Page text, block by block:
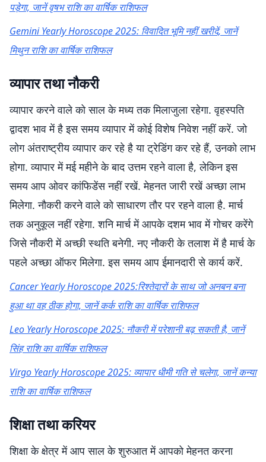
पड़ेगा, जानें वृषभ राशि का वार्षिक राशिफल
Gemini Yearly Horoscope 2025: विवादित भूमि नहीं खरीदें, जानें
मिथुन राशि का वार्षिक राशिफल
व्यापार तथा नौकरी
व्यापार करने वाले को साल के मध्य तक मिलाजुला रहेगा. वृहस्पति
द्वादश भाव में है इस समय व्यापार में कोई विशेष निवेश नहीं करें. जो
लोग अंतराष्ट्रीय व्यापार कर रहे है या ट्रेडिंग कर रहे हैं, उनको लाभ
होगा. व्यापार में मई महीने के बाद उत्तम रहने वाला है, लेकिन इस
समय आप ओवर कांफिडेंस नहीं रखें. मेहनत जारी रखें अच्छा लाभ
मिलेगा. नौकरी करने वाले को साधारण तौर पर रहने वाला है. मार्च
तक अनुकूल नहीं रहेगा. शनि मार्च में आपके दशम भाव में गोचर करेंगे
जिसे नौकरी में अच्छी स्थति बनेगी. नए नौकरी के तलाश में है मार्च के
पहले अच्छा ऑफर मिलेगा. इस समय आप ईमानदारी से कार्य करें.
Cancer Yearly Horoscope 2025:रिश्तेदारों के साथ जो अनबन बना
हुआ था वह ठीक होगा, जानें कर्क राशि का वार्षिक राशिफल
Leo Yearly Horoscope 2025: नौकरी में परेशानी बढ़ सकती है, जानें
सिंह राशि का वार्षिक राशिफल
Virgo Yearly Horoscope 2025: व्यापार धीमी गति से चलेगा, जानें कन्या
राशि का वार्षिक राशिफल
शिक्षा तथा करियर
शिक्षा के क्षेत्र में आप साल के शुरुआत में आपको मेहनत करना